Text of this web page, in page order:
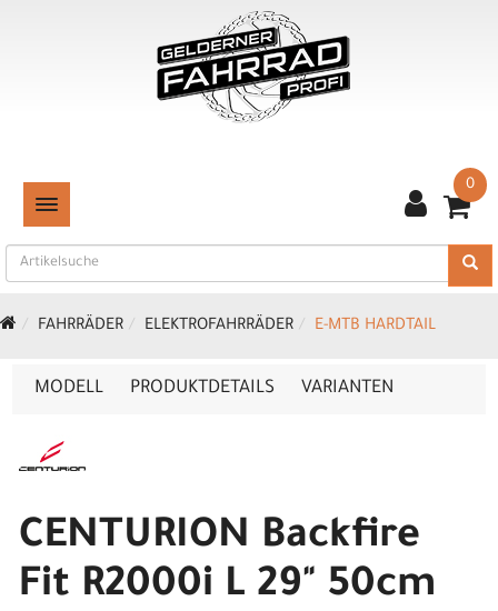
TOGGLE NAVIGATION
0
FAHRRÄDER ELEKTROFAHRRÄDER E-MTB HARDTAIL
MODELL PRODUKTDETAILS VARIANTEN
CENTURION Backfire
Fit R2000i L 29" 50cm